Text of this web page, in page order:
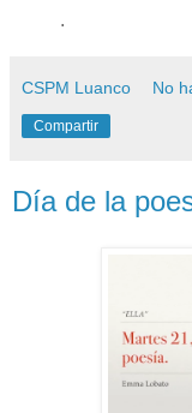
.
CSPM Luanco No
Compartir
Día de la